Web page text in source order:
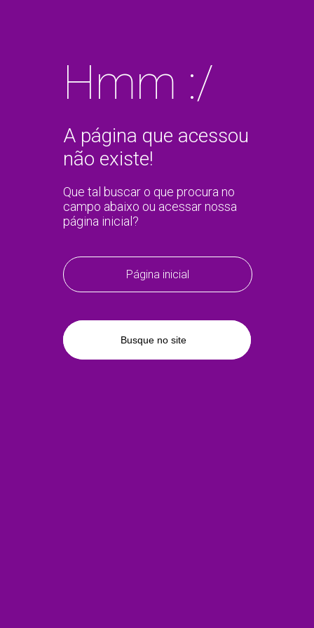
Hmm :/
A página que acessou
não existe!
Que tal buscar o que procura no
campo abaixo ou acessar nossa
página inicial?
Página inicial